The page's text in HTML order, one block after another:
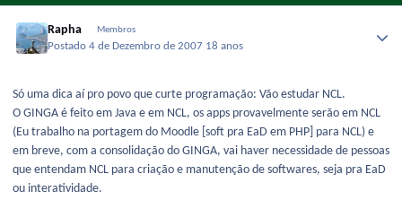
Rapha Membros
Postado4 de Dezembro de 2007 18 anos
Só uma dica aí pro povo que curte programação: Vão estudar NCL.
O GINGA é feito em Java e em NCL, os apps provavelmente serão em NCL
(Eu trabalho na portagem do Moodle [soft pra EaD em PHP] para NCL) e
em breve, com a consolidação do GINGA, vai haver necessidade de pessoas
que entendam NCL para criação e manutenção de softwares, seja pra EaD
ou interatividade.